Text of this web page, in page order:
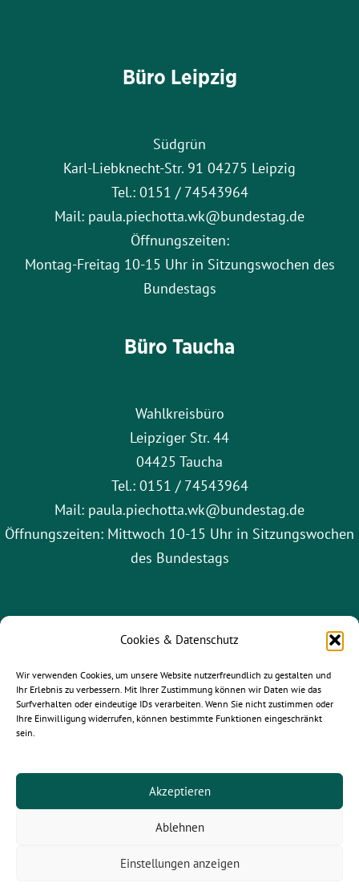
Cookies & Datenschutz
Wir verwenden Cookies, um unsere Website nutzerfreundlich zu gestalten und
Ihr Erlebnis zu verbessern. Mit Ihrer Zustimmung können wir Daten wie das
Surfverhalten oder eindeutige IDs verarbeiten. Wenn Sie nicht zustimmen oder
Ihre Einwilligung widerrufen, können bestimmte Funktionen eingeschränkt
sein.
Akzeptieren
Ablehnen
Einstellungen anzeigen
Büro Leipzig
Südgrün
Karl-Liebknecht-Str. 91 04275 Leipzig
Tel.: 0151 / 74543964
Mail: paula.piechotta.wk@bundestag.de
Öffnungszeiten:
Montag-Freitag 10-15 Uhr in Sitzungswochen des
Bundestags
Büro Taucha
Wahlkreisbüro
Leipziger Str. 44
04425 Taucha
Tel.: 0151 / 74543964
Mail: paula.piechotta.wk@bundestag.de
Öffnungszeiten: Mittwoch 10-15 Uhr in Sitzungswochen
des Bundestags
Paula Piechotta MdB - Alle Rechte vorbehalten.